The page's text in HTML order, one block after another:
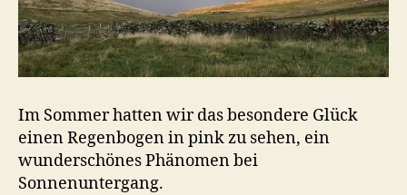
Im Sommer hatten wir das besondere Glück
einen Regenbogen in pink zu sehen, ein
wunderschönes Phänomen bei
Sonnenuntergang.